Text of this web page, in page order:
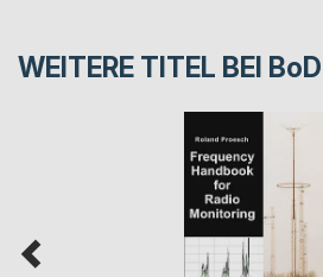
WEITERE TITEL BEI BoD